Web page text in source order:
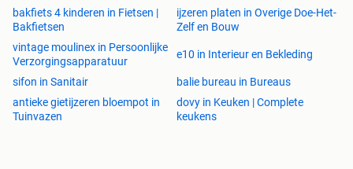
bakfiets 4 kinderen in Fietsen |
Bakfietsen
ijzeren platen in Overige Doe-Het-
Zelf en Bouw
vintage moulinex in Persoonlijke
Verzorgingsapparatuur
e10 in Interieur en Bekleding
sifon in Sanitair
balie bureau in Bureaus
antieke gietijzeren bloempot in
Tuinvazen
dovy in Keuken | Complete
keukens